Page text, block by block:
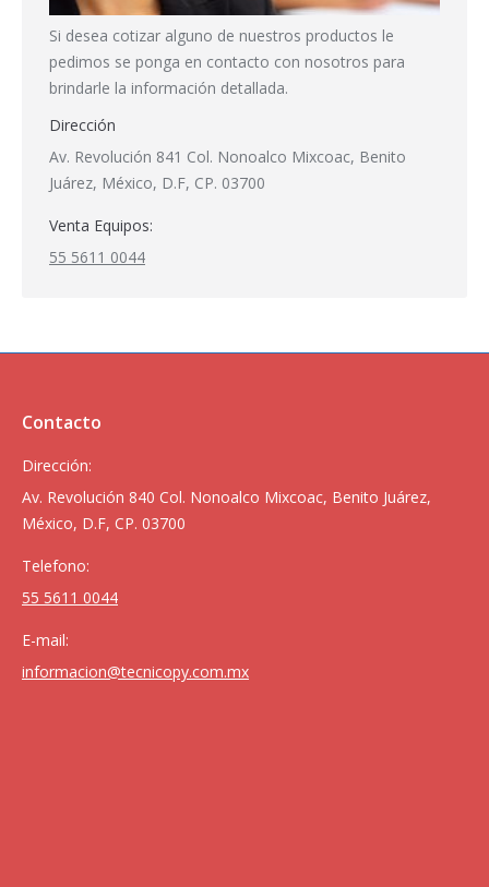
Si desea cotizar alguno de nuestros productos le
pedimos se ponga en contacto con nosotros para
brindarle la información detallada.
Dirección
Av. Revolución 841 Col. Nonoalco Mixcoac, Benito
Juárez, México, D.F, CP. 03700
Venta Equipos:
55 5611 0044
Contacto
Dirección:
Av. Revolución 840 Col. Nonoalco Mixcoac, Benito Juárez,
México, D.F, CP. 03700
Telefono:
55 5611 0044
E-mail:
informacion@tecnicopy.com.mx